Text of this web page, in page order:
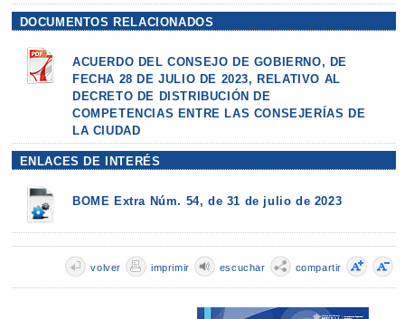
DOCUMENTOS RELACIONADOS
ACUERDO DEL CONSEJO DE GOBIERNO, DE
FECHA 28 DE JULIO DE 2023, RELATIVO AL
DECRETO DE DISTRIBUCIÓN DE
COMPETENCIAS ENTRE LAS CONSEJERÍAS DE
LA CIUDAD
ENLACES DE INTERÉS
BOME Extra Núm. 54, de 31 de julio de 2023
compartir
escuchar
imprimir
volver